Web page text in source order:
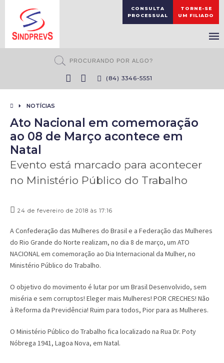
CONSULTA
PROCESSUAL
TORNE-SE
UM FILIADO
(84) 3346-5551
NOTÍCIAS
Ato Nacional em comemoração
ao 08 de Março acontece em
Natal
Evento está marcado para acontecer
no Ministério Público do Trabalho
24 de fevereiro de 2018 às 17:16
A Confederação das Mulheres do Brasil e a Federação das Mulheres
do Rio Grande do Norte realizam, no dia 8 de março, um ATO
NACIONAL em comemoração ao Dia Internacional da Mulher, no
Ministério Público do Trabalho.
O objetivo do movimento é lutar por um Brasil Desenvolvido, sem
miséria e sem corruptos! Eleger mais Mulheres! POR CRECHES! Não
à Reforma da Previdência! Ruim para todos, Pior para as Mulheres.
O Ministério Público do Trabalho fica localizado na Rua Dr. Poty
Nóbrega 1941, Lagoa Nova, em Natal.